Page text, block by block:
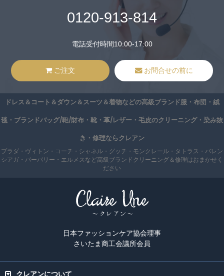
0120-913-814
電話受付時間10:00-17:00
ご注文 お問合せの前に
ドレス＆コート＆ダウン＆スーツ＆着物などの高級ブランド服・布団・絨
毯・ブランドバッグ/鞄/財布・靴・革/レザー・毛皮のクリーニング・染み抜
き・修理ならクレアン
プラダ・ヴィトン・コーチ・シャネル・グッチ・モンクレール・タトラス・バレン
シアガ・バーバリー・エルメスなど高級ブランドクリーニング＆修理はおまかせく
ださい
日本ファッションケア協会理事
さいたま商工会議所会員
クレアンについて